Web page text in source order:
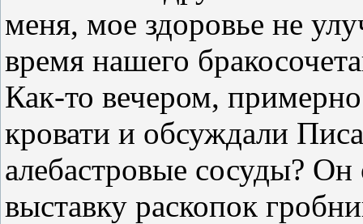
меня, мое здоровье не
время нашего
Как-то вечером,
кровати и обсуждали
алебастровые сосуды? Он
выставку раскопок